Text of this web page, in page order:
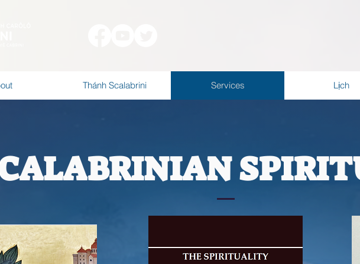
Thánh Scalabrini Services Lịch